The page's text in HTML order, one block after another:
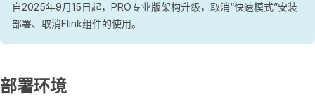
自2025年9月15日起，PRO专业版架构升级，取消“快速模式”安装
部署、取消Flink组件的使用。
部署环境